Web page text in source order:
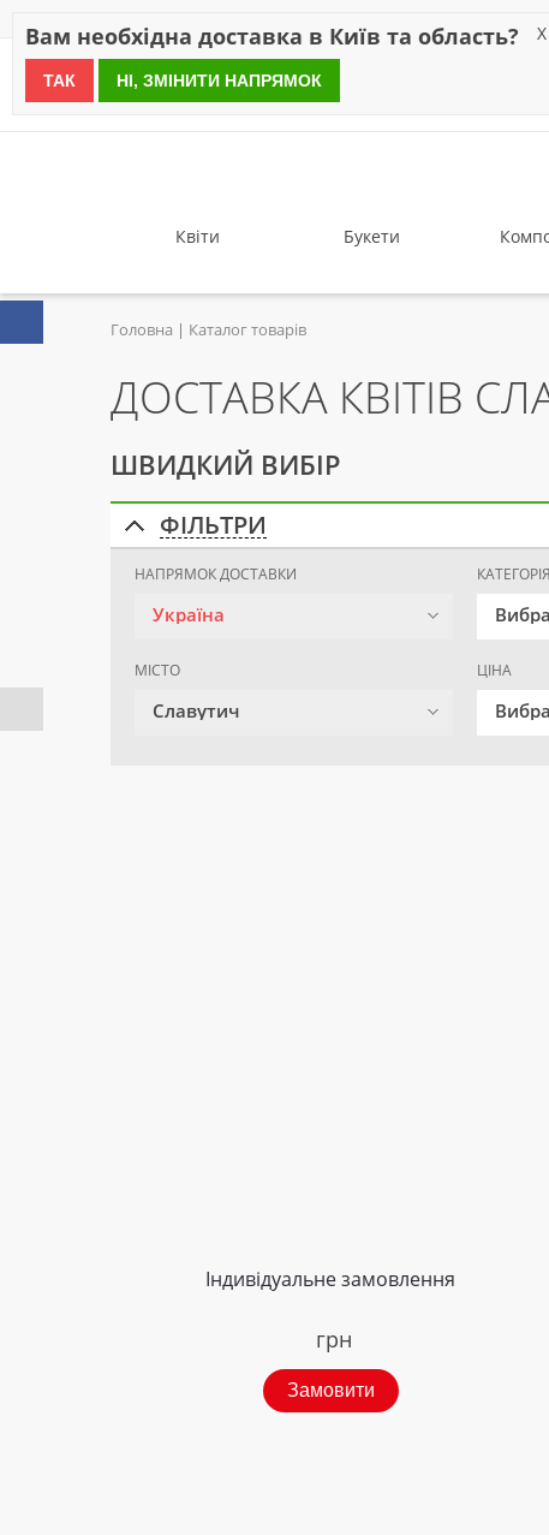
since 1999
Квіти Букети
Головна Каталог товарів
ДОСТАВКА КВІТІВ
ШВИДКИЙ ВИБІР
ФІЛЬТРИ
НАПРЯМОК ДОСТАВКИ
Україна
КАТЕГОРІЯ
МІСТО
Славутич
ЦІНА
Індивідуальне замовлення
грн
Замовити
Вам необхідна доставка в Київ та область? X
ТАК НІ, ЗМІНИТИ НАПРЯМОК